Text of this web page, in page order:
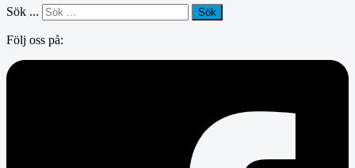
Sök ... Sök
Följ oss på: